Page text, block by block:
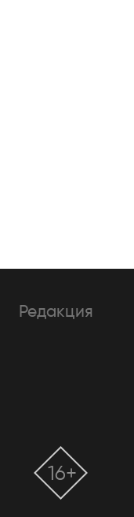
Редакция
16+